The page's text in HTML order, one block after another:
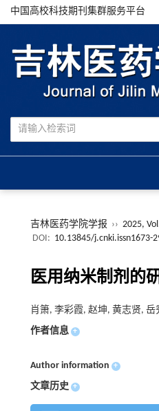
中国高校科技期刊集群服务平台
吉林医药学院学报 ›› 2025,
DOI: 10.13845/j.cnki.issn1673-
医用纳米制剂的
肖箫, 李彩霞, 赵坤, 黄志贤, 岳
作者信息 +
Author information +
文章历史 +